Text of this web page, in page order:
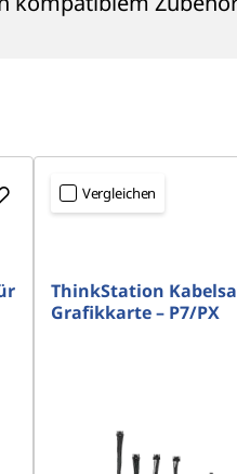
Vergleichen
ThinkStation
Grafikkarte – P7/PX